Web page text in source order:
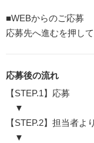
■WEBからのご応募
応募先へ進むを押し
応募後の流れ
【STEP.1】応募
▼
【STEP.2】担当者
▼